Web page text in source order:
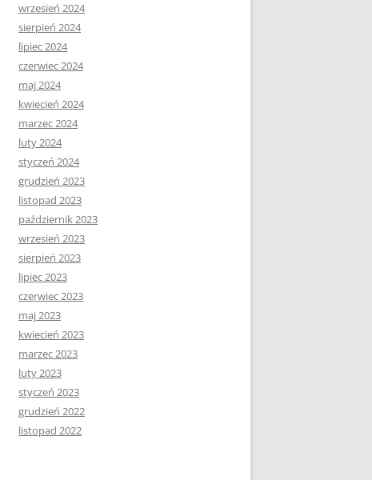
wrzesień 2024
sierpień 2024
lipiec 2024
czerwiec 2024
maj 2024
kwiecień 2024
marzec 2024
luty 2024
styczeń 2024
grudzień 2023
listopad 2023
październik 2023
wrzesień 2023
sierpień 2023
lipiec 2023
czerwiec 2023
maj 2023
kwiecień 2023
marzec 2023
luty 2023
styczeń 2023
grudzień 2022
listopad 2022